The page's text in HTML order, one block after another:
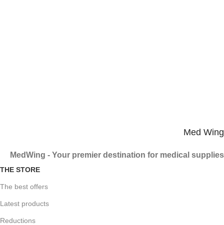
Med Wing
MedWing - Your premier destination for medical supplies
THE STORE
The best offers
Latest products
Reductions